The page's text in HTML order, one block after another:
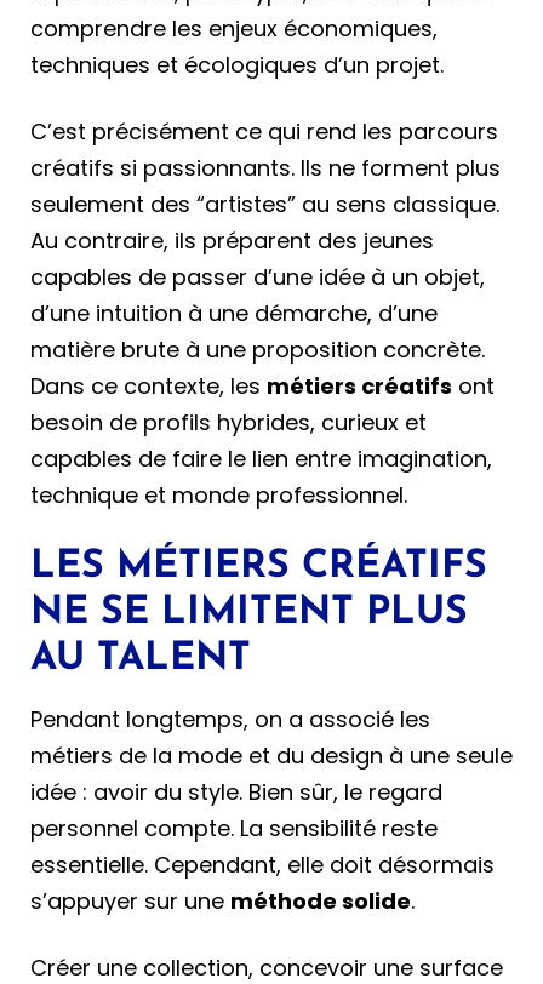
comprendre les enjeux économiques,
techniques et écologiques d’un projet.
C’est précisément ce qui rend les parcours
créatifs si passionnants. Ils ne forment plus
seulement des “artistes” au sens classique.
Au contraire, ils préparent des jeunes
capables de passer d’une idée à un objet,
d’une intuition à une démarche, d’une
matière brute à une proposition concrète.
Dans ce contexte, les métiers créatifs ont
besoin de profils hybrides, curieux et
capables de faire le lien entre imagination,
technique et monde professionnel.
LES MÉTIERS CRÉATIFS
NE SE LIMITENT PLUS
AU TALENT
Pendant longtemps, on a associé les
métiers de la mode et du design à une seule
idée : avoir du style. Bien sûr, le regard
personnel compte. La sensibilité reste
essentielle. Cependant, elle doit désormais
s’appuyer sur une méthode solide.
Créer une collection, concevoir une surface